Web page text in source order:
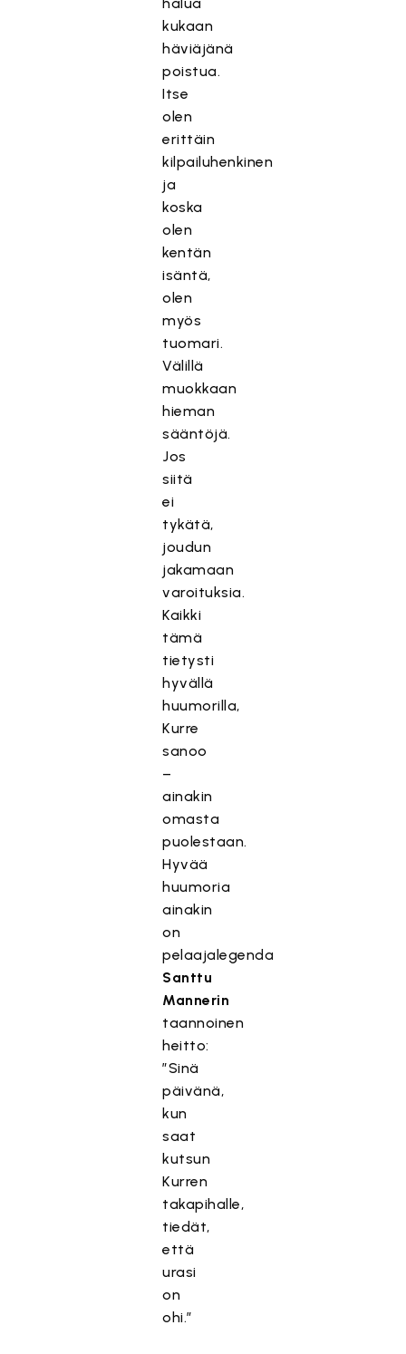
kukaan
häviäjänä
poistua.
Itse
olen
erittäin
kilpailuhenkinen
ja
koska
olen
kentän
isäntä,
olen
myös
tuomari.
Välillä
muokkaan
hieman
sääntöjä.
Jos
siitä
ei
tykätä,
joudun
jakamaan
varoituksia.
Kaikki
tämä
tietysti
hyvällä
huumorilla,
Kurre
sanoo
–
ainakin
omasta
puolestaan.
Hyvää
huumoria
ainakin
on
pelaajalegenda
Santtu
Mannerin
taannoinen
heitto:
”Sinä
päivänä,
kun
saat
kutsun
Kurren
takapihalle,
tiedät,
että
urasi
on
ohi.”